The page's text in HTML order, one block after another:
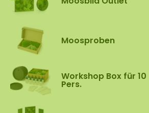
Moosproben
Workshop Box für 10
Pers.